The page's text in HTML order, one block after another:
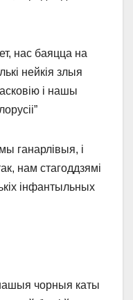
нас баяцца на
нейкія злыя
і нашы
ганарлівыя, і
нам стагоддзямі
інфантыльных
чорныя каты